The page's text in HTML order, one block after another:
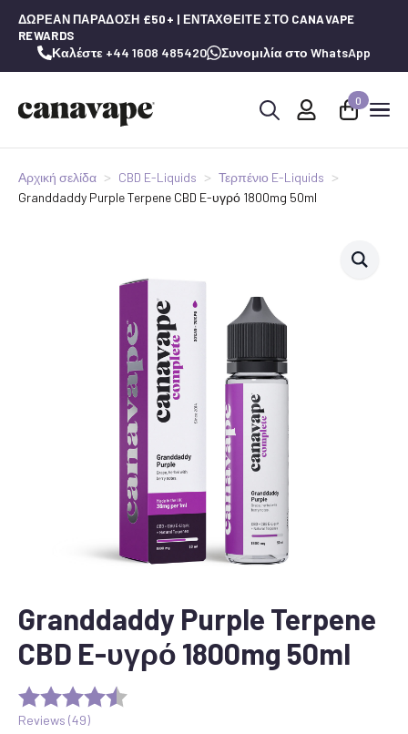
ΔΩΡΕΆΝ ΠΑΡΆΔΟΣΗ £50+ | ΕΝΤΑΧΘΕΊΤΕ ΣΤΟ CANAVAPE
REWARDS
Καλέστε +44 1608 485420 Συνομιλία στο WhatsApp
0
Αρχική σελίδα CBD E-Liquids
Τερπένιο E-Liquids
Granddaddy Purple Terpene CBD E-υγρό 1800mg 50ml
Granddaddy Purple Terpene
CBD E-υγρό 1800mg 50ml
Reviews (49)